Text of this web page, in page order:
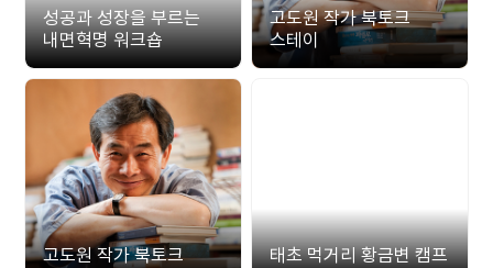
성공과 성장을 부르는
내면혁명 워크숍
고도원 작가 북토크
스테이
고도원 작가 북토크 태초 먹거리 황금변 캠프